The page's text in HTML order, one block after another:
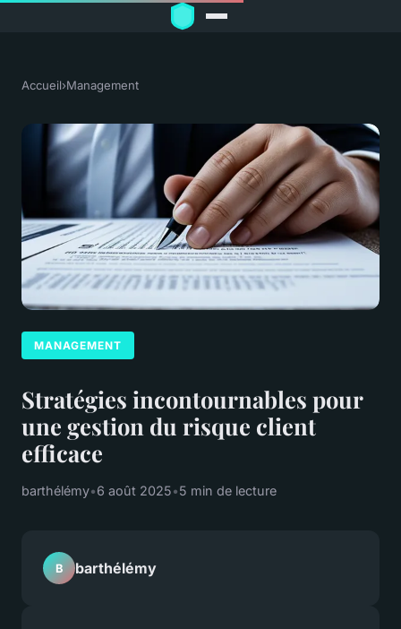
Accueil›Management
MANAGEMENT
Stratégies incontournables pour
une gestion du risque client
efficace
barthélémy•6 août 2025•5 min de lecture
B barthélémy